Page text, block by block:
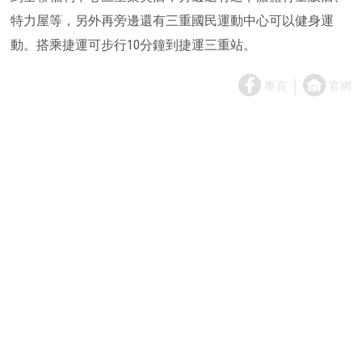
特力屋等，另外再旁邊還有三重國民運動中心可以健身運
動。搭乘捷運可步行10分鐘到捷運三重站。
專頁 官網